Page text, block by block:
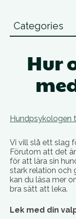
Categories
Hur
Hundpsykologen
Vi vill slå ett slag
Förutom att det
för att lära sin
stark relation och
kan du läsa mer
bra sätt att leka.
Lek med din